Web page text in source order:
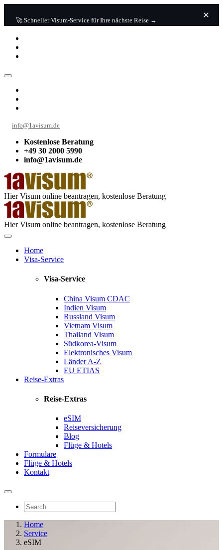
🚀 Schneller Visum-Service für Ihre nächste Reise →
info@1avisum.de
Kostenlose Beratung
+49 30 2000 5990
info@1avisum.de
Hier Visum online beantragen, kostenlose Beratung
Hier Visum online beantragen, kostenlose Beratung
Home
Visa-Service
Visa-Service
China Visum CDAC
Indien Visum
Russland Visum
Vietnam Visum
Thailand Visum
Südkorea-Visum
Elektronisches Visum
Länder A-Z
EU ETIAS
Reise-Extras
Reise-Extras
eSIM
Reiseversicherung
Blog
Flüge & Hotels
Formulare
Flüge & Hotels
Kontakt
Home
Service
eSIM